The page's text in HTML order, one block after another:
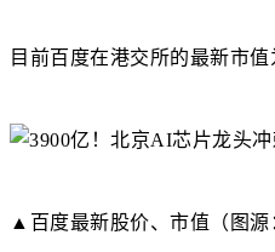
目前百度在港交所的最新市值
▲百度最新股价、市值（图源